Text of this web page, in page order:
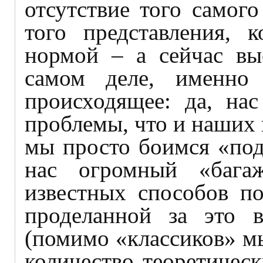
отсутствие того
того представления,
нормой – а сейчас
самом деле, именно
происходящее: да,
проблемы, что и наших
мы просто боимся
нас огромный
известных способов
проделанной за это
(помимо «классиков»